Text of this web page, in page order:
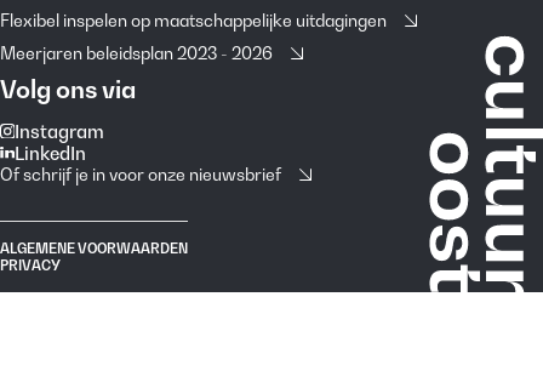
Flexibel inspelen op maatschappelijke uitdagingen
Meerjaren beleidsplan 2023 - 2026
Volg ons via
Instagram
LinkedIn
Of schrijf je in voor onze nieuwsbrief
ALGEMENE VOORWAARDEN
PRIVACY